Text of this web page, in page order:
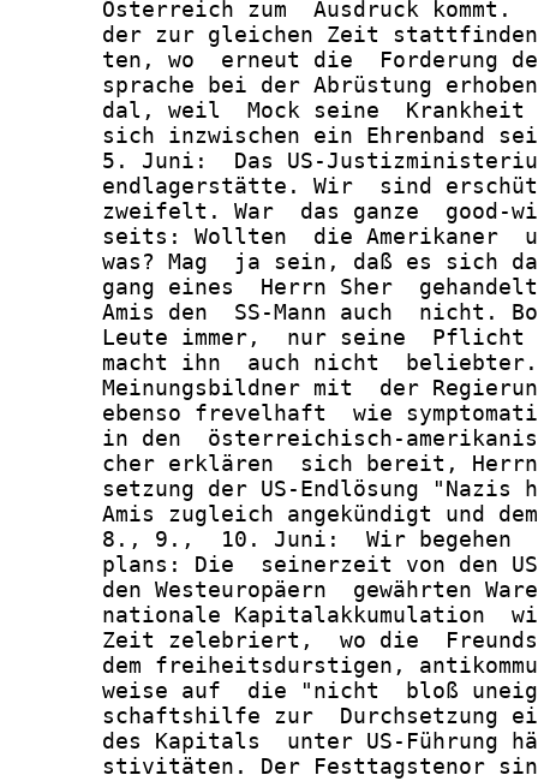
Österreich zum  Ausdruck kommt.
der zur gleichen Zeit
ten, wo  erneut die  Forderung
sprache bei der Abrüstung
dal, weil  Mock seine
sich inzwischen ein Ehrenband
5. Juni:  Das US-
endlagerstätte. Wir  sind
zweifelt. War  das ganze  good-
seits: Wollten  die Amerikaner
was? Mag  ja sein, daß es sich
gang eines  Herrn Sher
Amis den  SS-Mann auch  nicht.
Leute immer,  nur seine
macht ihn  auch nicht
Meinungsbildner mit  der
ebenso frevelhaft  wie
in den  österreichisch-
cher erklären  sich bereit,
setzung der US-Endlösung "Nazis
Amis zugleich angekündigt und
8., 9.,  10. Juni:  Wir begehen
plans: Die  seinerzeit von den
den Westeuropäern  gewährten
nationale Kapitalakkumulation
Zeit zelebriert,  wo die
dem freiheitsdurstigen,
weise auf  die "nicht  bloß
schaftshilfe zur  Durchsetzung
des Kapitals  unter US-Führung
stivitäten. Der Festtagstenor